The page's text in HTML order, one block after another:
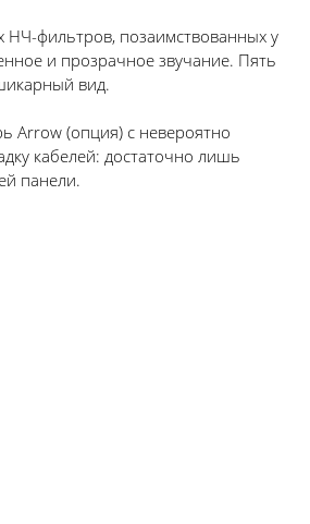
фильтров, позаимствованных у
и прозрачное звучание. Пять
вид.
Arrow (опция) с невероятно
кабелей: достаточно лишь
панели.